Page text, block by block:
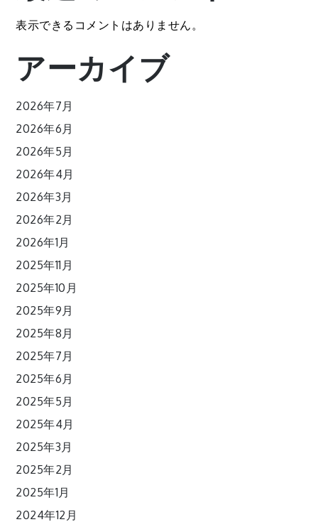
表示できるコメントはありません。
アーカイブ
2026年7月
2026年6月
2026年5月
2026年4月
2026年3月
2026年2月
2026年1月
2025年11月
2025年10月
2025年9月
2025年8月
2025年7月
2025年6月
2025年5月
2025年4月
2025年3月
2025年2月
2025年1月
2024年12月